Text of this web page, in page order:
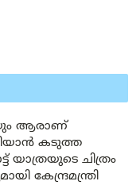
ആരാണ്
കടുത്ത
ചിത്രം
കേന്ദ്രമന്ത്രി